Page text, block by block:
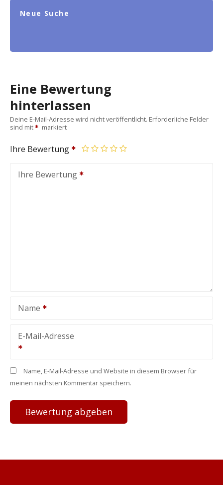
Neue Suche
Eine Bewertung
hinterlassen
Deine E-Mail-Adresse wird nicht veröffentlicht. Erforderliche Felder
sind mit
markiert
Ihre Bewertung
Ihre Bewertung
Name
E-Mail-Adresse
Name, E-Mail-Adresse und Website in diesem Browser für
meinen nächsten Kommentar speichern.